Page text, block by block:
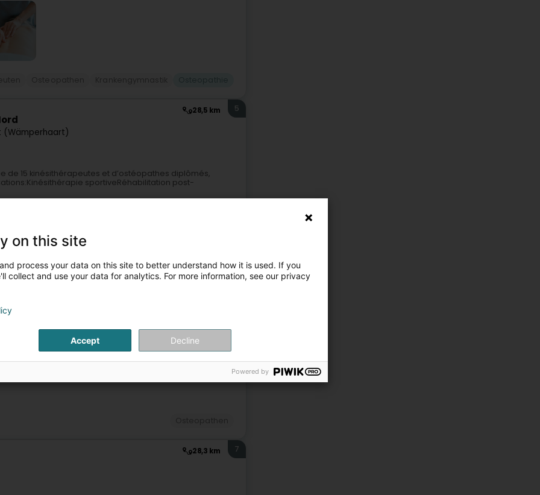
28,5 km
(Wämperhaart)
5
de 15 kinésithérapeutes et d’ostéopathes diplômés,
sportiveRéhabilitation post-
32 km
28,3 km 7
on this site
process your data on this site to better understand how it is used. If you
collect and use your data for analytics. For more information, see our privacy
Accept Decline
Powered by